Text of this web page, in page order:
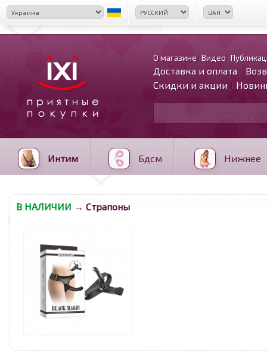
О магазине Видео
Доставка и оплата
Скидки и акции
Интим Бдсм Нижнее
В НАЛИЧИИ → Страпоны